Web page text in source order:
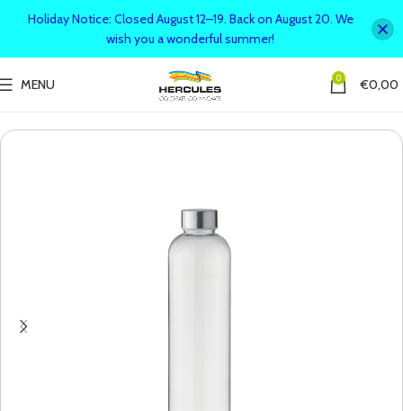
MENU 0 €0,00
Holiday Notice: Closed August 12–19. Back on August 20. We
wish you a wonderful summer!